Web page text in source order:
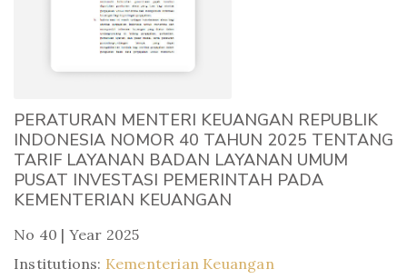
PERATURAN MENTERI KEUANGAN REPUBLIK
INDONESIA NOMOR 40 TAHUN 2025 TENTANG
TARIF LAYANAN BADAN LAYANAN UMUM
PUSAT INVESTASI PEMERINTAH PADA
KEMENTERIAN KEUANGAN
No 40 | Year 2025
Institutions: Kementerian Keuangan